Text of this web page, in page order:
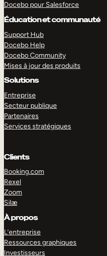
Docebo pour Salesforce
Éducation et communauté
Support Hub
Docebo Help
Docebo Community
Mises à jour des produits
Solutions
Entreprise
Secteur publique
Partenaires
Services stratégiques
Clients
Booking.com
Rexel
Zoom
Silæ
À propos
L’entreprise
Ressources graphiques
Investisseurs